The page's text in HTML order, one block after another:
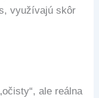
využívajú skôr
ale reálna